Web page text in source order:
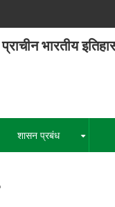
प्राचीन भारतीय
शासन प्रबंध